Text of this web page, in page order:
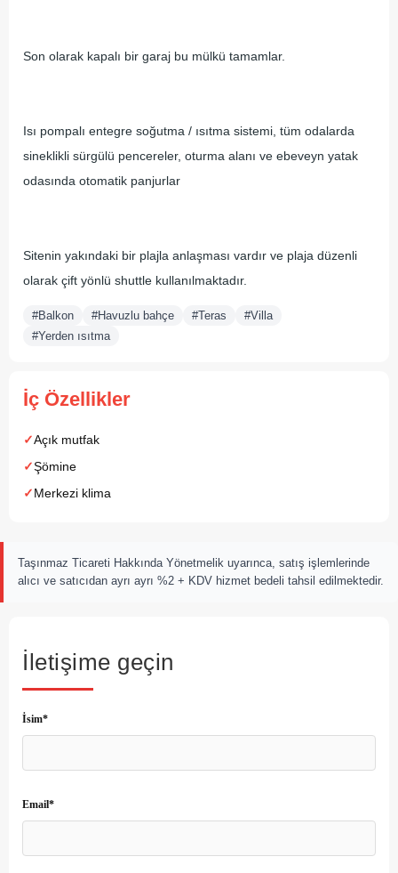
Son olarak kapalı bir garaj bu mülkü tamamlar.
Isı pompalı entegre soğutma / ısıtma sistemi, tüm odalarda
sineklikli sürgülü pencereler, oturma alanı ve ebeveyn yatak
odasında otomatik panjurlar
Sitenin yakındaki bir plajla anlaşması vardır ve plaja düzenli
olarak çift yönlü shuttle kullanılmaktadır.
#Balkon #Havuzlu bahçe #Teras
#Villa
#Yerden ısıtma
İç Özellikler
Açık mutfak
Şömine
Merkezi klima
Taşınmaz Ticareti Hakkında Yönetmelik uyarınca, satış işlemlerinde
alıcı ve satıcıdan ayrı ayrı %2 + KDV hizmet bedeli tahsil edilmektedir.
İletişime geçin
İsim*
Email*